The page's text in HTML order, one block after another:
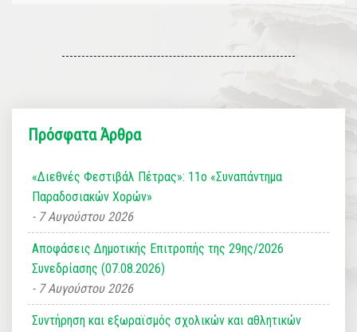
Πρόσφατα Άρθρα
«Διεθνές Φεστιβάλ Πέτρας»: 11ο «Συναπάντημα
Παραδοσιακών Χορών»
7 Αυγούστου 2026
Αποφάσεις Δημοτικής Επιτροπής της 29ης/2026
Συνεδρίασης (07.08.2026)
7 Αυγούστου 2026
Συντήρηση και εξωραϊσμός σχολικών και αθλητικών